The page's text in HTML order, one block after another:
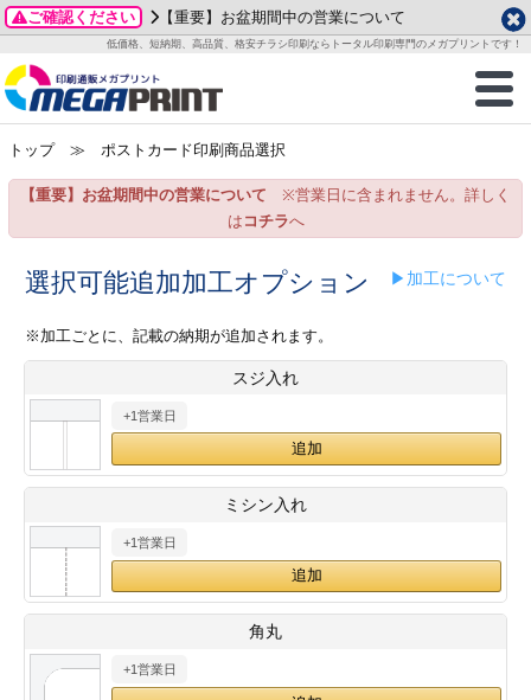
ご確認ください 【重要】お盆期間中の営業について
低価格、短納期、高品質、格安チラシ印刷ならトータル印刷専門のメガプリントです！
商品一覧
グッズ
ステッカー
ックカード印刷
業ツール印刷
＆盛り上げ印刷
ご利用ガイド
お客様へ
いて
方法
/送料について
刷
カード印刷
ックカード名刺
ムカード
型マル型印刷
ード印刷
刷
印刷
データ作成ガイド
成前に
ガイド
加工指示ガイド
テンプレート
ード印刷
名刺印刷
ックカード
ード印刷
形マル型
印刷
一覧
わせ
り
プル請求
2026年 8月
月
火 水 木 金
土
1
3
4 5 6 7
8
15
24
25 26 27
29
土
1
2 3
9 10 11
12
14
15 16 17 18
19
26
28
29 30
・・休業日
トップ≫ ポストカード印刷商品選択
【重要】お盆期間中の営業について ※営業日に含まれません。詳しく
は コチラへ
選択可能追加加工オプション ▶加工について
※加工ごとに、記載の納期が追加されます。
スジ入れ
+1営業日
ミシン入れ
+1営業日
角丸
+1営業日